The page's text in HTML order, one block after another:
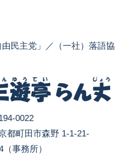
民主党」／（一社）落語協
0022
都町田市森野 1-1-21-
（事務所）